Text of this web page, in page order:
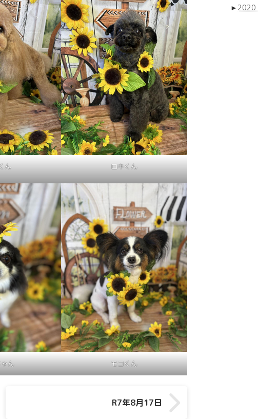
ん ロキくん
ん モコくん
R7年8月17日
► 2020